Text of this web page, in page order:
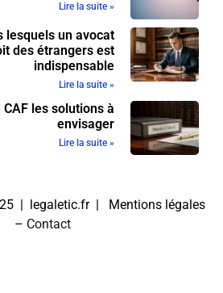
Lire la suite »
lesquels un avocat
des étrangers est
indispensable
Lire la suite »
les solutions à
envisager
Lire la suite »
| legaletic.fr | Mentions légales
– Contact